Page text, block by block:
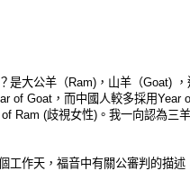
是大公羊（Ram)，山羊（Goat)
of Goat，而中國人較多採用Year
Ram (歧視女性)。我一向認為三
工作天，福音中有關公審判的描